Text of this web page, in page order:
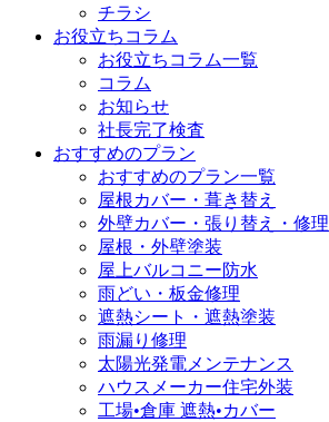
チラシ
お役立ちコラム
お役立ちコラム一覧
コラム
お知らせ
社長完了検査
おすすめのプラン
おすすめのプラン一覧
屋根カバー・葺き替え
外壁カバー・張り替え・修理
屋根・外壁塗装
屋上バルコニー防水
雨どい・板金修理
遮熱シート・遮熱塗装
雨漏り修理
太陽光発電メンテナンス
ハウスメーカー住宅外装
工場•倉庫 遮熱•カバー